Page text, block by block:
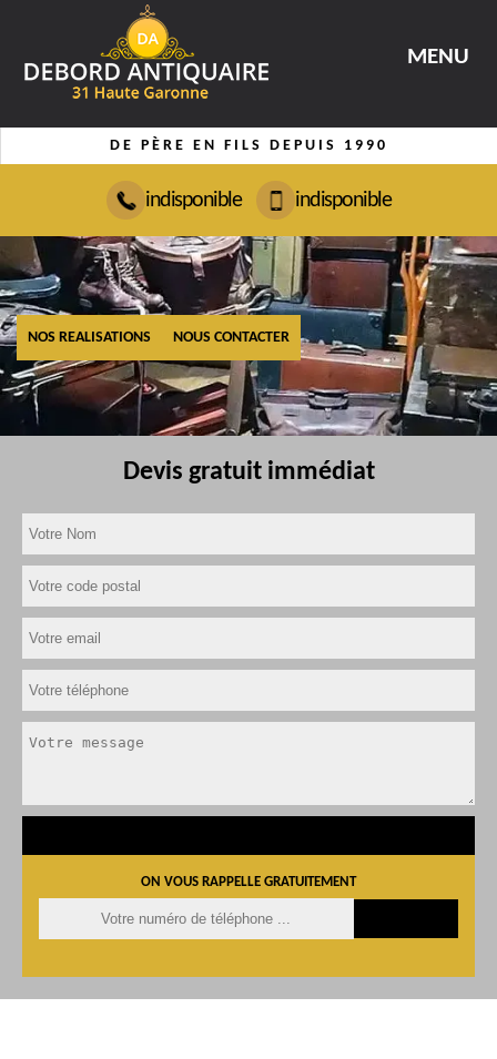
MENU
DE PÈRE EN FILS DEPUIS 1990
indisponible indisponible
NOS REALISATIONS NOUS CONTACTER
Devis gratuit immédiat
ON VOUS RAPPELLE GRATUITEMENT